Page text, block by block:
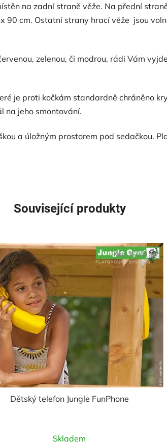
na zadní straně věže. Na přední
cm. Ostatní strany hrací věže jsou
zelenou, či modrou, rádi Vám
je proti kočkám standardně chráněno
na jeho smontování.
a úložným prostorem pod sedačkou.
Související produkty
Dětský telefon Jungle FunPhone
Skladem
Kód:JG201285